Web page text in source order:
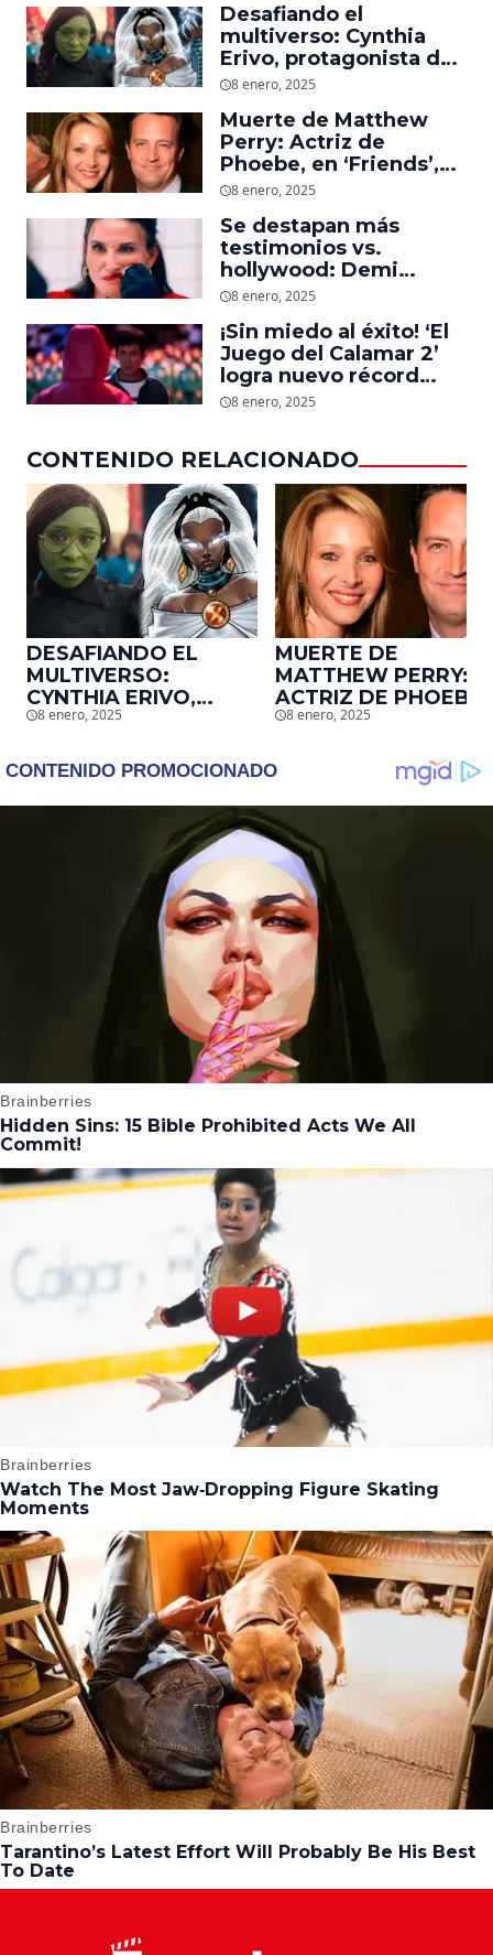
Desafiando el
multiverso: Cynthia
Erivo, protagonista de
‘Wicked’, quiere ser
8 enero, 2025
Muerte de Matthew
Perry: Actriz de
Phoebe, en ‘Friends’,
descubre un emotivo
dejó
8 enero, 2025
Se destapan más
testimonios vs.
hollywood: Demi
Moore, protagonista de
daño que le hizo la
industria a su cuerpo
8 enero, 2025
¡Sin miedo al éxito! ‘El
Juego del Calamar 2’
logra nuevo récord
mundial en tan solo 11
8 enero, 2025
CONTENIDO RELACIONADO
DESAFIANDO EL
MULTIVERSO:
CYNTHIA ERIVO,
PROTAGONISTA DE
SER STORM EN EL
8 enero, 2025
MUERTE DE
MATTHEW PERRY:
ACTRIZ DE PHOEBE,
EN ‘FRIENDS’,
EMOTIVO MENSAJE
QUE EL ACTOR LE
DEJÓ
8 enero, 2025